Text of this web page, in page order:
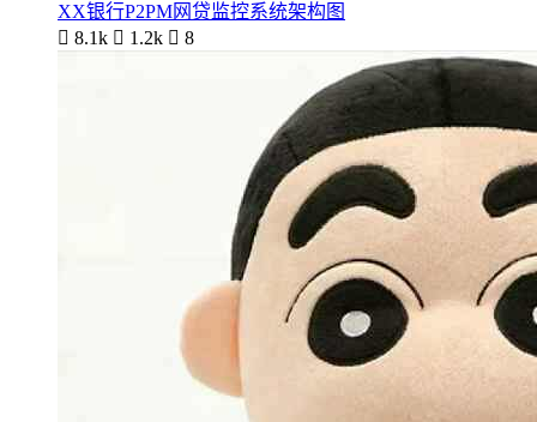
XX银行P2PM网贷监控系统架构图
 8.1k  1.2k  8